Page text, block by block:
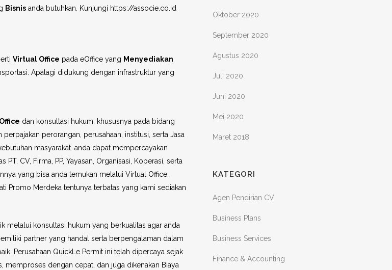
Bisnis anda butuhkan. Kunjungi https://associe.co.id
Virtual Office pada eOffice yang Menyediakan
Apalagi didukung dengan infrastruktur yang
dan konsultasi hukum, khususnya pada bidang
perorangan, perusahaan, institusi, serta Jasa
masyarakat. anda dapat mempercayakan
CV, Firma, PP, Yayasan, Organisasi, Koperasi, serta
yang bisa anda temukan melalui Virtual Office.
Promo Merdeka tentunya terbatas yang kami sediakan
melalui konsultasi hukum yang berkualitas agar anda
partner yang handal serta berpengalaman dalam
Perusahaan QuickLe Permit ini telah dipercaya sejak
memproses dengan cepat, dan juga dikenakan Biaya
Oktober 2020
September 2020
Agustus 2020
Juli 2020
Juni 2020
Mei 2020
Maret 2018
KATEGORI
Agen Pendirian CV
Business Plans
Business Services
Finance & Accounting